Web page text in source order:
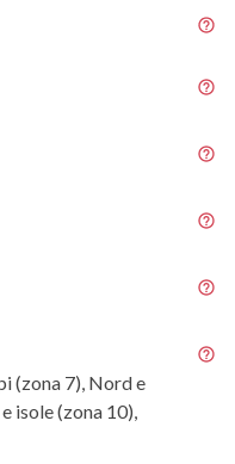
(zona 7), Nord e
isole (zona 10),